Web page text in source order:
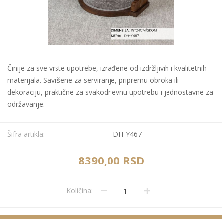
Činije za sve vrste upotrebe, izrađene od izdržljivih i kvalitetnih
materijala. Savršene za serviranje, pripremu obroka ili
dekoraciju, praktične za svakodnevnu upotrebu i jednostavne za
održavanje.
Šifra artikla: DH-Y467
8390,00 RSD
Količina: